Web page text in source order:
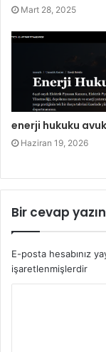
Mart 28, 2025
enerji hukuku
Haziran 19, 2026
Bir cevap yazın
E-posta hesabınız
işaretlenmişlerdir